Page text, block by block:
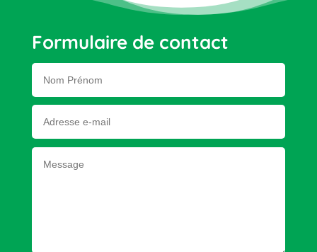
Formulaire de contact